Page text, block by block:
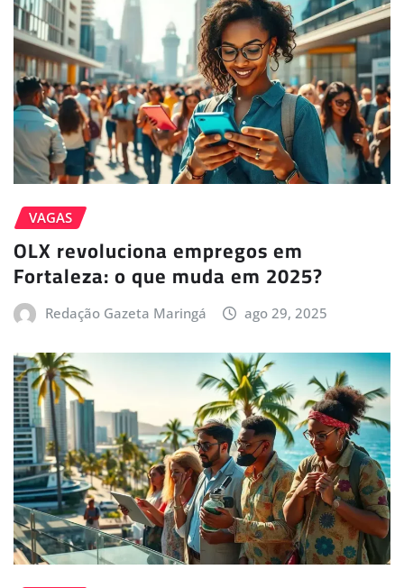
VAGAS
OLX revoluciona empregos em
Fortaleza: o que muda em 2025?
Redação Gazeta Maringá ago 29, 2025